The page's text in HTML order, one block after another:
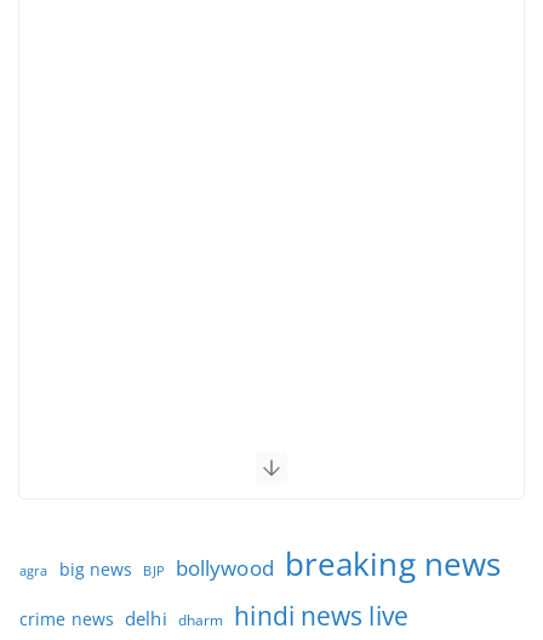
agra big news BJP bollywood breaking news
crime news delhi dharm hindi news live